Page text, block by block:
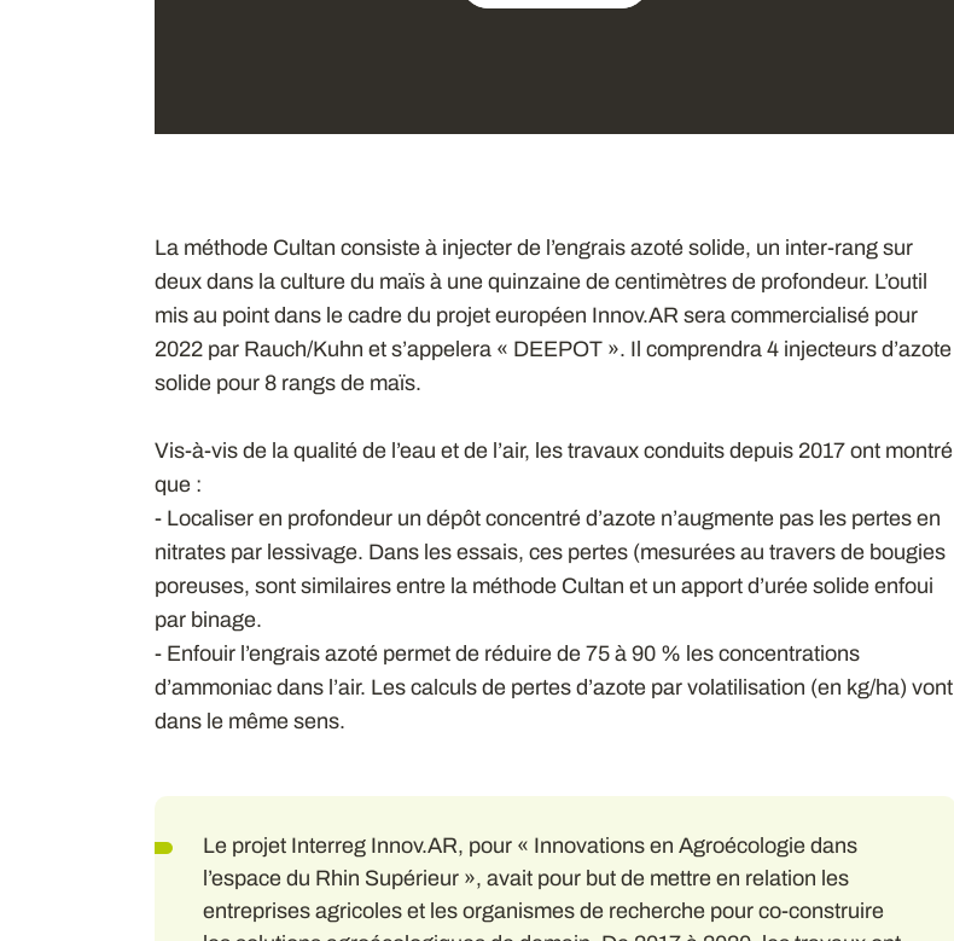
La méthode Cultan consiste à injecter de l’engrais azoté solide, un inter-rang sur
deux dans la culture du maïs à une quinzaine de centimètres de profondeur. L’outil
mis au point dans le cadre du projet européen Innov.AR sera commercialisé pour
2022 par Rauch/Kuhn et s’appelera « DEEPOT ». Il comprendra 4 injecteurs d’azote
solide pour 8 rangs de maïs.
Vis-à-vis de la qualité de l’eau et de l’air, les travaux conduits depuis 2017 ont montré
que :
- Localiser en profondeur un dépôt concentré d’azote n’augmente pas les pertes en
nitrates par lessivage. Dans les essais, ces pertes (mesurées au travers de bougies
poreuses, sont similaires entre la méthode Cultan et un apport d’urée solide enfoui
par binage.
- Enfouir l’engrais azoté permet de réduire de 75 à 90 % les concentrations
d’ammoniac dans l’air. Les calculs de pertes d’azote par volatilisation (en kg/ha) vont
dans le même sens.
Le projet Interreg Innov.AR, pour « Innovations en Agroécologie dans
l’espace du Rhin Supérieur », avait pour but de mettre en relation les
entreprises agricoles et les organismes de recherche pour co-construire